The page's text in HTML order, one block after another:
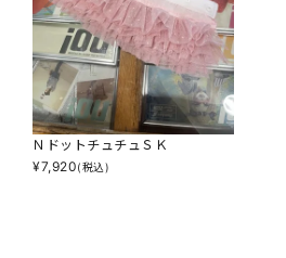
ＮドットチュチュＳＫ
¥7,920(税込)